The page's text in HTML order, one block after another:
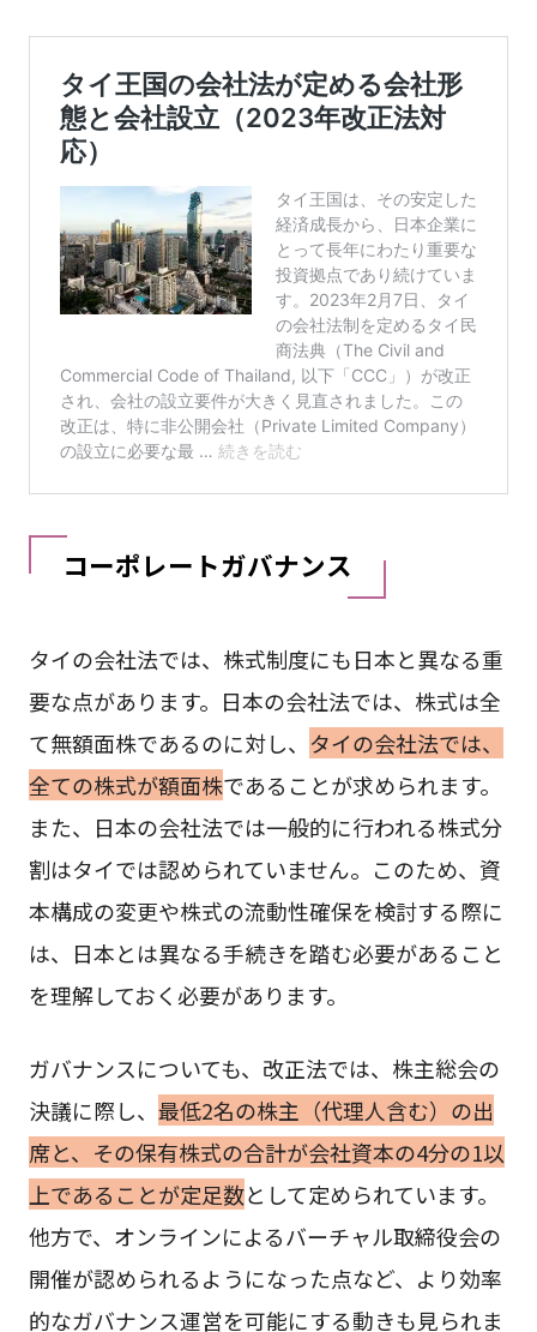
コーポレートガバナンス
タイの会社法では、株式制度にも日本と異なる重
要な点があります。日本の会社法では、株式は全
て無額面株であるのに対し、 タイの会社法では、
全ての株式が額面株であることが求められます。
また、日本の会社法では一般的に行われる株式分
割はタイでは認められていません。このため、資
本構成の変更や株式の流動性確保を検討する際に
は、日本とは異なる手続きを踏む必要があること
を理解しておく必要があります。
ガバナンスについても、改正法では、株主総会の
決議に際し、 最低2名の株主（代理人含む）の出
席と、その保有株式の合計が会社資本の4分の1以
上であることが定足数として定められています。
他方で、オンラインによるバーチャル取締役会の
開催が認められるようになった点など、より効率
的なガバナンス運営を可能にする動きも見られま